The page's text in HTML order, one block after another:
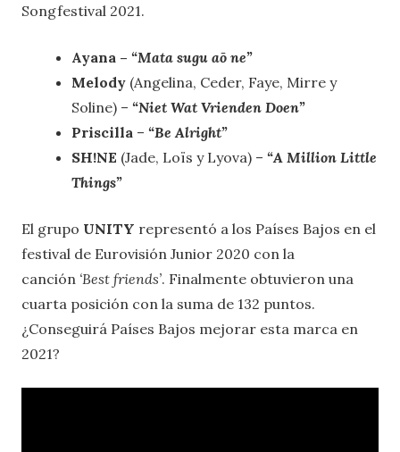
Songfestival 2021.
Ayana – “Mata sugu aō ne”
Melody (Angelina, Ceder, Faye, Mirre y
Soline) – “Niet Wat Vrienden Doen”
Priscilla – “Be Alright”
SH!NE (Jade, Loïs y Lyova) – “A Million Little
Things”
El grupo UNITY representó a los Países Bajos en el
festival de Eurovisión Junior 2020 con la
canción ‘Best friends’. Finalmente obtuvieron una
cuarta posición con la suma de 132 puntos.
¿Conseguirá Países Bajos mejorar esta marca en
2021?